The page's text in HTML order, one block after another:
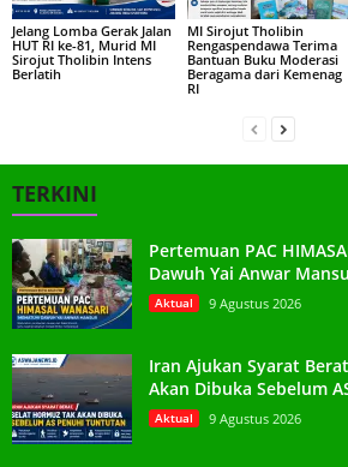
Jelang Lomba Gerak Jalan
HUT RI ke-81, Murid MI
Sirojut Tholibin Intens
Berlatih
MI Sirojut Tholibin
Rengaspendawa Terima
Bantuan Buku Moderasi
Beragama dari Kemenag
RI
TERKINI
Pertemuan PAC
Dawuh Yai Anwar
Aktual 9 Agustus 2026
Iran Ajukan Syarat
Akan Dibuka Sebelum
Aktual 9 Agustus 2026